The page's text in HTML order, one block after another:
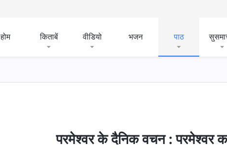
होम किताबें वीडियो भजन पाठ
परमेश्वर के दैनिक वचन :